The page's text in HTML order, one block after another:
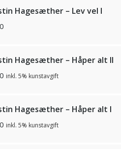
Hagesæther – Lev vel I
Hagesæther – Håper alt II
inkl. 5% kunstavgift
Hagesæther – Håper alt I
inkl. 5% kunstavgift